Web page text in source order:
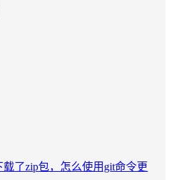
载了zip包，怎么使用git命令更